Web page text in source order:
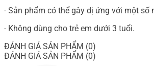
- Sản phẩm có thể gây dị ứng với một số
- Không dùng cho trẻ em dưới 3 tuổi.
ĐÁNH GIÁ SẢN PHẨM (0)
ĐÁNH GIÁ SẢN PHẨM (0)